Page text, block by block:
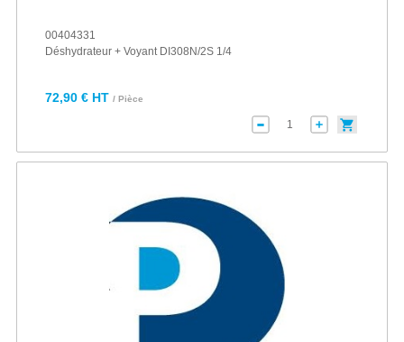
00404331
Déshydrateur + Voyant DI308N/2S 1/4
72,90 € HT / Pièce